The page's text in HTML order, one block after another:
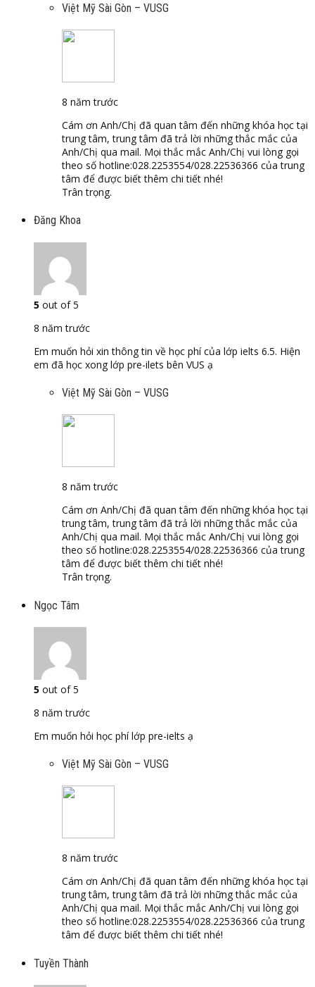
Việt Mỹ Sài Gòn – VUSG
8 năm trước
Cám ơn Anh/Chị đã quan tâm đến những khóa học tại
trung tâm, trung tâm đã trả lời những thắc mắc của
Anh/Chị qua mail. Mọi thắc mắc Anh/Chị vui lòng gọi
theo số hotline:028.2253554/028.22536366 của trung
tâm để được biết thêm chi tiết nhé!
Trân trọng.
Đăng Khoa
5 out of 5
8 năm trước
Em muốn hỏi xin thông tin về học phí của lớp ielts 6.5. Hiện
em đã học xong lớp pre-ilets bên VUS ạ
Việt Mỹ Sài Gòn – VUSG
8 năm trước
Cám ơn Anh/Chị đã quan tâm đến những khóa học tại
trung tâm, trung tâm đã trả lời những thắc mắc của
Anh/Chị qua mail. Mọi thắc mắc Anh/Chị vui lòng gọi
theo số hotline:028.2253554/028.22536366 của trung
tâm để được biết thêm chi tiết nhé!
Trân trọng.
Ngọc Tâm
5 out of 5
8 năm trước
Em muốn hỏi học phí lớp pre-ielts ạ
Việt Mỹ Sài Gòn – VUSG
8 năm trước
Cám ơn Anh/Chị đã quan tâm đến những khóa học tại
trung tâm, trung tâm đã trả lời những thắc mắc của
Anh/Chị qua mail. Mọi thắc mắc Anh/Chị vui lòng gọi
theo số hotline:028.2253554/028.22536366 của trung
tâm để được biết thêm chi tiết nhé!
Tuyền Thành